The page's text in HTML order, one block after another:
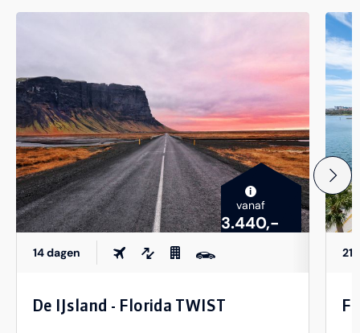
i
vanaf
3.440,-
14 dagen
De IJsland - Florida TWIST
21